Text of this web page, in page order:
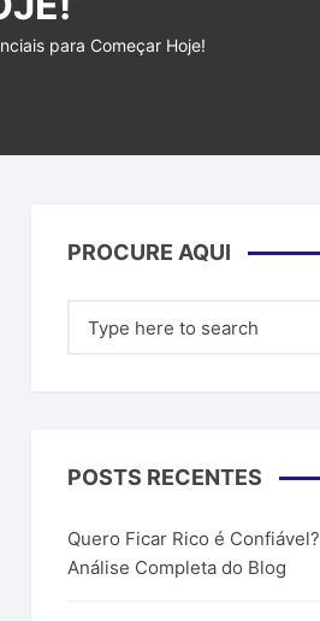
para Começar Hoje!
PROCURE AQUI
por:
POSTS RECENTES
Quero Ficar Rico é Confiável?
Análise Completa do Blog